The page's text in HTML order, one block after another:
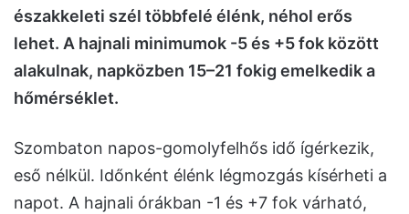
északkeleti szél többfelé élénk, néhol erős
lehet. A hajnali minimumok -5 és +5 fok között
alakulnak, napközben 15–21 fokig emelkedik a
hőmérséklet.
Szombaton napos-gomolyfelhős idő ígérkezik,
eső nélkül. Időnként élénk légmozgás kísérheti a
napot. A hajnali órákban -1 és +7 fok várható,